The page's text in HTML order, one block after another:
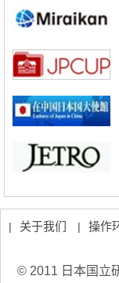
科学研究
【JST事业成果】开发
政策
日本科研费增设国际
研究
铁道综研新任理事长芦
东京大学通过叶绿体
力与生产力
科学研究
基因的必要性因菌株而
| 关于我们 | 操作
© 2011 日本国立